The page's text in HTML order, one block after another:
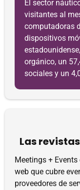
El sector
visitantes al
computadoras
dispositivos
orgánico, un
sociales y un
Las
Meetings +
web que cubre
proveedores de